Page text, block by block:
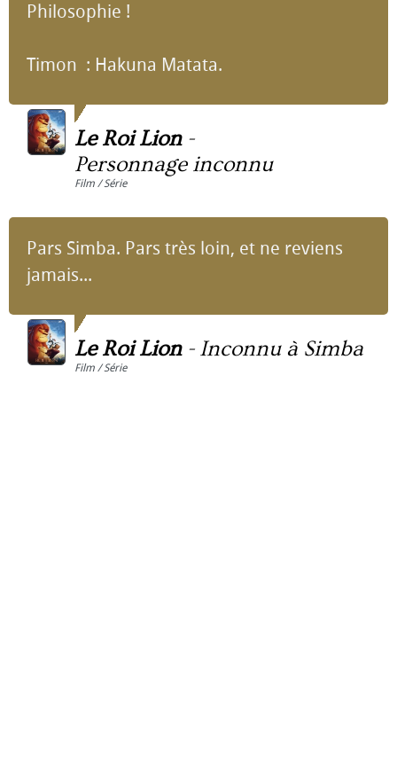
Philosophie !
Timon : Hakuna Matata.
Le Roi Lion-
Personnage inconnu
Film / Série
Pars Simba. Pars très loin, et ne reviens
jamais...
Le Roi Lion- Inconnu à Simba
Film / Série